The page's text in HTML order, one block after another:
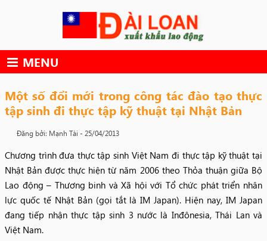
MENU
Một số đổi mới trong công tác đào tạo thực
tập sinh đi thực tập kỹ thuật tại Nhật Bản
Đăng bởi: Mạnh Tài - 25/04/2013
Chương trình đưa thực tập sinh Việt Nam đi thực tập kỹ thuật tại
Nhật Bản được thực hiện từ năm 2006 theo Thỏa thuận giữa Bộ
Lao động – Thương binh và Xã hội với Tổ chức phát triển nhân
lực quốc tế Nhật Bản (gọi tắt là IM Japan). Hiện nay, IM Japan
đang tiếp nhận thực tập sinh 3 nước là Inđônesia, Thái Lan và
Việt Nam.